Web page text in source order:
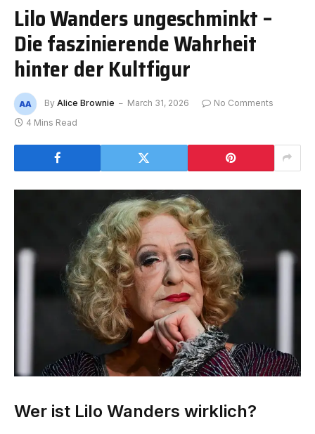
Lilo Wanders ungeschminkt –
Die faszinierende Wahrheit
hinter der Kultfigur
By Alice Brownie March 31, 2026
No Comments
4 Mins Read
Wer ist Lilo Wanders wirklich?